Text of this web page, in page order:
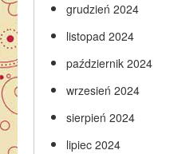
grudzień 2024
listopad 2024
październik 2024
wrzesień 2024
sierpień 2024
lipiec 2024